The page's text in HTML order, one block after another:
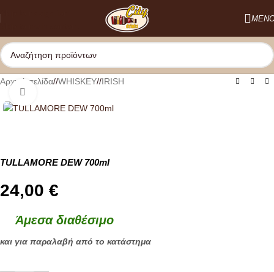
Αρχική σελίδα/ WHISKEY/ IRISΗ
TULLAMORE DEW 700ml
24,00 €
Άμεσα διαθέσιμο
και για παραλαβή από το κατάστημα